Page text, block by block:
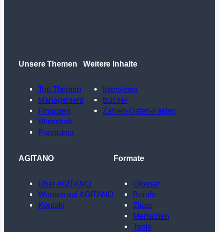
Unsere Themen
Top Themen
Management
Finanzen
Wirtschaft
Panorama
Weitere Inhalte
Interviews
Bücher
Zahlen-Daten-Fakten
AGITANO
Über AGITANO
Werben auf AGITANO
Kontakt
Formate
Glossar
Berufe
Zitate
Menschen
Tools